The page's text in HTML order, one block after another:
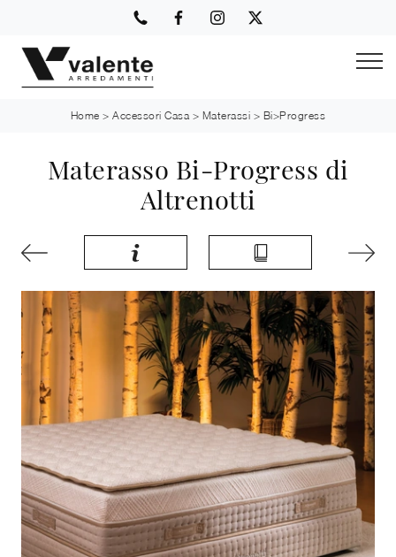
Home >Accessori Casa > Materassi > Bi>Progress
Materasso Bi-Progress di
Altrenotti